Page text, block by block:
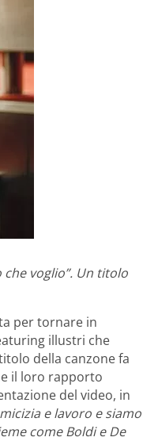
voglio”. Un titolo
per tornare in
illustri che
della canzone fa
il loro rapporto
del video, in
e lavoro e siamo
come Boldi e De